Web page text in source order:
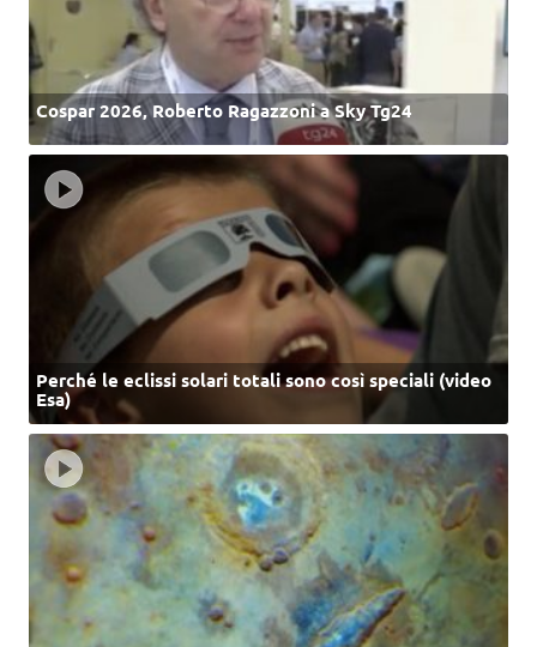
Cospar 2026, Roberto Ragazzoni a Sky Tg24
Perché le eclissi solari totali sono così speciali (video
Esa)